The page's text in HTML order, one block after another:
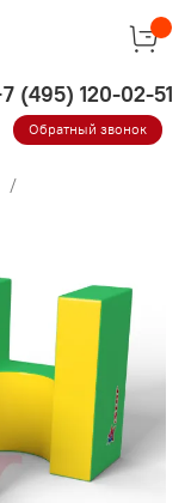
Обратный звонок